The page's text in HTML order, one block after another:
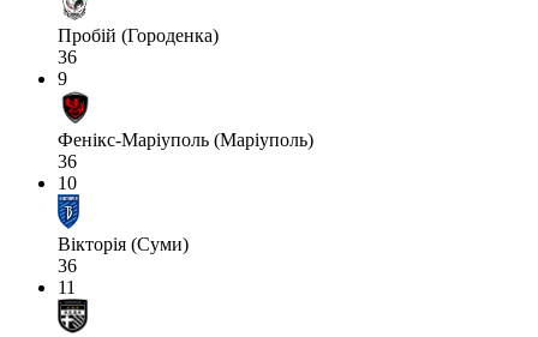
Пробій (Городенка)
36
9
Фенікс-Маріуполь (Маріуполь)
36
10
Вікторія (Суми)
36
11